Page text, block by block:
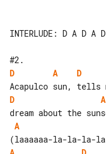
INTERLUDE: D A D A D
D
A D
D
A
A